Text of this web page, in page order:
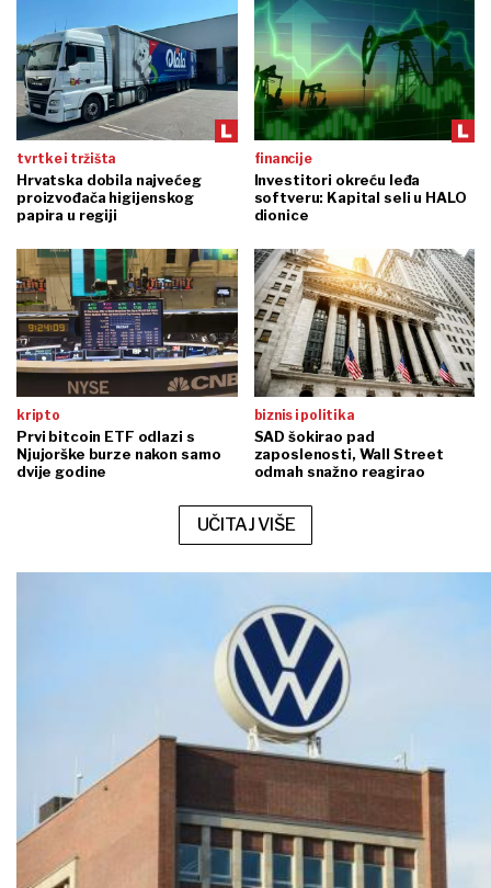
tvrtke i tržišta
Hrvatska dobila najvećeg
proizvođača higijenskog
papira u regiji
financije
Investitori okreću leđa
softveru: Kapital seli u HALO
dionice
kripto
Prvi bitcoin ETF odlazi s
Njujorške burze nakon samo
dvije godine
biznis i politika
SAD šokirao pad
zaposlenosti, Wall Street
odmah snažno reagirao
UČITAJ VIŠE